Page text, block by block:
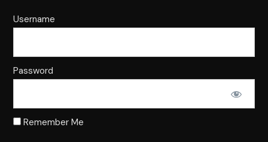
Username
Password
Remember Me